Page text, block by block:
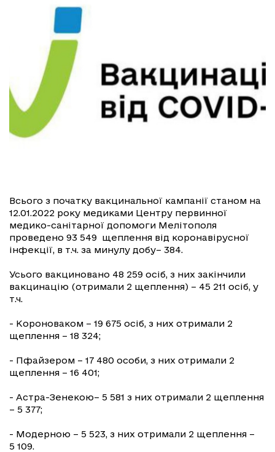
Всього з початку вакцинальної кампанії станом на
12.01.2022 року медиками Центру первинної
медико-санітарної допомоги Мелітополя
проведено 93 549 щеплення від коронавірусної
інфекції, в т.ч. за минулу добу– 384.
Усього вакциновано 48 259 осіб, з них закінчили
вакцинацію (отримали 2 щеплення) – 45 211 осіб, у
т.ч.
- Короноваком – 19 675 осіб, з них отримали 2
щеплення – 18 324;
- Пфайзером – 17 480 особи, з них отримали 2
щеплення – 16 401;
- Астра-Зенекою– 5 581 з них отримали 2 щеплення
– 5 377;
- Модерною – 5 523, з них отримали 2 щеплення –
5 109.